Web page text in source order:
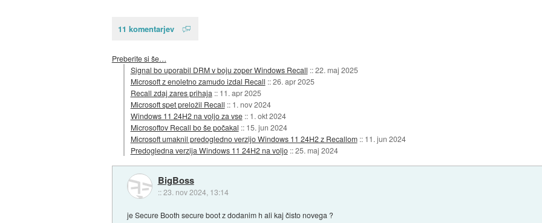
11 komentarjev
Preberite si še…
Signal bo uporabil DRM v boju zoper Windows Recall ::22. maj 2025
Microsoft z enoletno zamudo izdal Recall ::26. apr 2025
Recall zdaj zares prihaja :: 11. apr 2025
Microsoft spet preložil Recall :: 1. nov 2024
Windows 11 24H2 na voljo za vse :: 1. okt 2024
Microsoftov Recall bo še počakal :: 15. jun 2024
Microsoft umaknil predogledno verzijo Windows 11 24H2 z Recallom :: 11. jun 2024
Predogledna verzija Windows 11 24H2 na voljo ::25. maj 2024
BigBoss
::23. nov 2024, 13:14
je Secure Booth secure boot z dodanim h ali kaj čisto novega ?